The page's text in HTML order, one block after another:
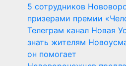
5 сотрудников
призерами премии
Телеграм канал Новая
знать жителям
он помогает